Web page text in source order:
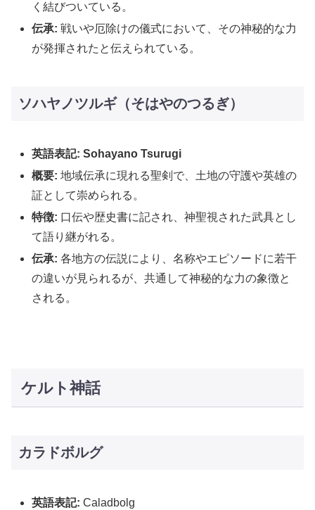
く結びついている。
伝承: 戦いや厄除けの儀式において、その神秘的な力
が発揮されたと伝えられている。
ソハヤノツルギ（そはやのつるぎ）
英語表記: Sohayano Tsurugi
概要: 地域伝承に現れる聖剣で、土地の守護や英雄の
証として崇められる。
特徴: 口伝や歴史書に記され、神聖視された武具とし
て語り継がれる。
伝承: 各地方の伝説により、名称やエピソードに若干
の違いが見られるが、共通して神秘的な力の象徴と
される。
ケルト神話
カラドボルグ
英語表記: Caladbolg